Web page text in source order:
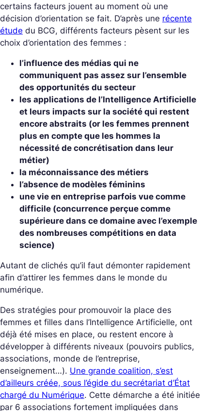
certains facteurs jouent au moment où une
décision d’orientation se fait. D’après une récente
étude du BCG, différents facteurs pèsent sur les
choix d’orientation des femmes :
l’influence des médias qui ne
communiquent pas assez sur l’ensemble
des opportunités du secteur
les applications de l’Intelligence Artificielle
et leurs impacts sur la société qui restent
encore abstraits (or les femmes prennent
plus en compte que les hommes la
nécessité de concrétisation dans leur
métier)
la méconnaissance des métiers
l’absence de modèles féminins
une vie en entreprise parfois vue comme
difficile (concurrence perçue comme
supérieure dans ce domaine avec l’exemple
des nombreuses compétitions en data
science)
Autant de clichés qu’il faut démonter rapidement
afin d’attirer les femmes dans le monde du
numérique.
Des stratégies pour promouvoir la place des
femmes et filles dans l’Intelligence Artificielle, ont
déjà été mises en place, ou restent encore à
développer à différents niveaux (pouvoirs publics,
associations, monde de l’entreprise,
enseignement…). Une grande coalition, s’est
d’ailleurs créée, sous l’égide du secrétariat d’État
chargé du Numérique. Cette démarche a été initiée
par 6 associations fortement impliquées dans